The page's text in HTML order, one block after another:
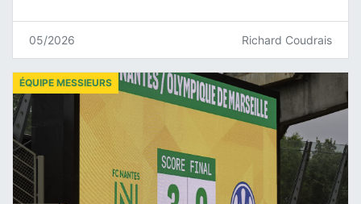
05/2026 Richard Coudrais
ÉQUIPE MESSIEURS